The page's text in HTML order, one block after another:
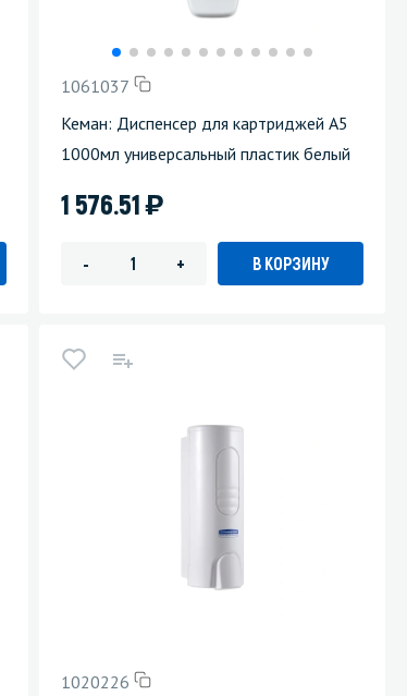
1061037
Кеман: Диспенсер для картриджей A5
1000мл универсальный пластик белый
1 576.51)
- + В КОРЗИНУ
1020226